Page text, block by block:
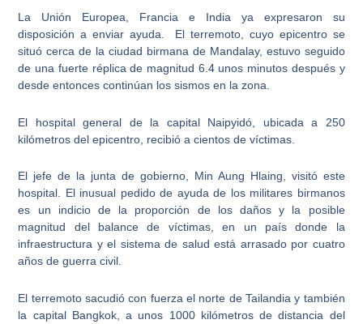
La Unión Europea, Francia e India ya expresaron su
disposición a enviar ayuda. El terremoto, cuyo epicentro se
situó cerca de la ciudad birmana de Mandalay, estuvo seguido
de una fuerte réplica de magnitud 6.4 unos minutos después y
desde entonces continúan los sismos en la zona.
El hospital general de la capital Naipyidó,
ubicada a 250
kilómetros del epicentro, recibió a cientos de víctimas.
El jefe de la junta de gobierno, Min Aung Hlaing, visitó este
hospital. El inusual pedido de ayuda de los militares birmanos
es un indicio de la proporción de los daños y la posible
magnitud del balance de víctimas, en un país donde la
infraestructura y el sistema de saludestá arrasado por cuatro
años de guerra civil.
El terremoto sacudió con fuerza el norte de Tailandiay también
la capital Bangkok, a unos 1000 kilómetros de distancia del